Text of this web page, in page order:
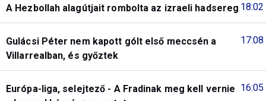
18:02
A Hezbollah alagútjait rombolta az izraeli hadsereg
17:08
Gulácsi Péter nem kapott gólt első meccsén a
Villarrealban, és győztek
16:05
Európa-liga, selejtező - A Fradinak meg kell vernie